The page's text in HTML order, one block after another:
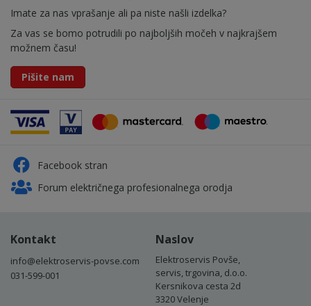
Imate za nas vprašanje ali pa niste našli izdelka?
Za vas se bomo potrudili po najboljših močeh v najkrajšem
možnem času!
Pišite nam
Facebook stran
Forum električnega profesionalnega orodja
Kontakt
info@elektroservis-povse.com
031-599-001
Naslov
Elektroservis Povše,
servis, trgovina, d.o.o.
Kersnikova cesta 2d
3320 Velenje